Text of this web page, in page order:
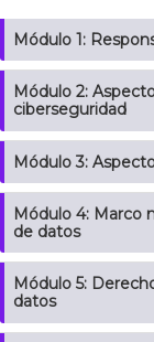
Módulo 1:
Módulo 2:
ciberseguridad
Módulo 3:
Módulo 4: Marco
de datos
Módulo 5:
datos